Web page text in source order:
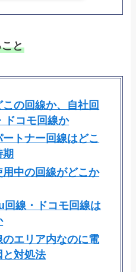
と
の回線か、自社回
ドコモ回線か
トナー回線はどこ
中の回線がどこか
回線・ドコモ回線は
エリア内なのに電
と対処法